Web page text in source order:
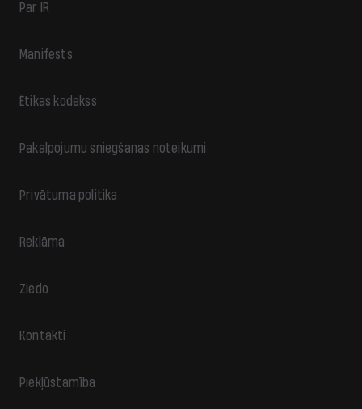
Par IR
Manifests
Ētikas kodekss
Pakalpojumu sniegšanas noteikumi
Privātuma politika
Reklāma
Ziedo
Kontakti
Piekļūstamība